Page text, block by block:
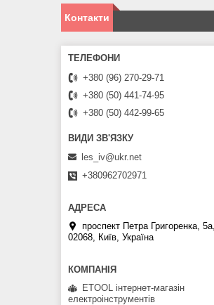
Контакти
+380 (96) 270-29-71
+380 (50) 441-74-95
+380 (50) 442-99-65
les_iv@ukr.net
+380962702971
проспект Петра Григоренка, 5а,
02068, Київ, Україна
ETOOL інтернет-магазін
електроінструментів